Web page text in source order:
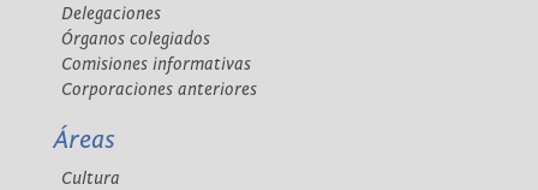
Delegaciones
Órganos colegiados
Comisiones informativas
Corporaciones anteriores
Áreas
Cultura